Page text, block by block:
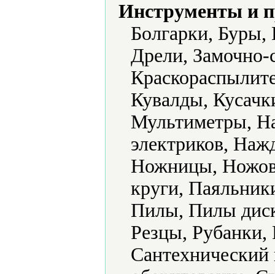
Инструменты и
Болгарки,
Дрели,
Кувалды,
Мультиметры,
электриков,
Ножницы,
круги,
Пилы, Пилы
Резцы, Рубанки,